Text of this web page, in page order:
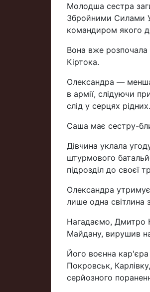
Молодша сестра
Збройними Силами
командиром якого
Вона вже
Кіртока.
Олександра —
в армії, слідуючи
слід у серцях рідних.
Саша має сестру-
Дівчина уклала
штурмового
підрозділ до своєї
Олександра
лише одна світлина
Нагадаємо, Дмитро
Майдану, вирушив на
Його воєнна кар'єра
Покровськ,
серйозного